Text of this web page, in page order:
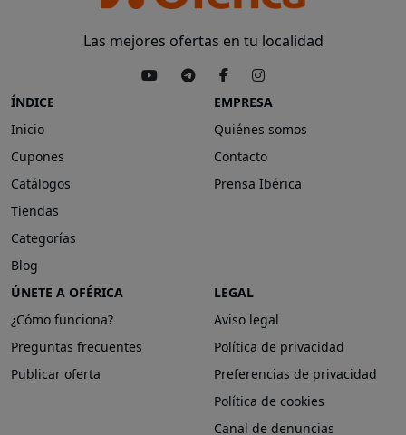
Las mejores ofertas en tu localidad
ÍNDICE
Inicio
Cupones
Catálogos
Tiendas
Categorías
Blog
EMPRESA
Quiénes somos
Contacto
Prensa Ibérica
ÚNETE A OFÉRICA
¿Cómo funciona?
Preguntas frecuentes
Publicar oferta
LEGAL
Aviso legal
Política de privacidad
Preferencias de privacidad
Política de cookies
Canal de denuncias